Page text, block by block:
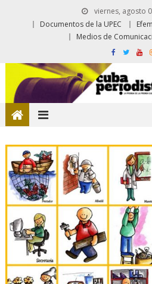
viernes, agosto
Documentos de la UPEC
Medios de